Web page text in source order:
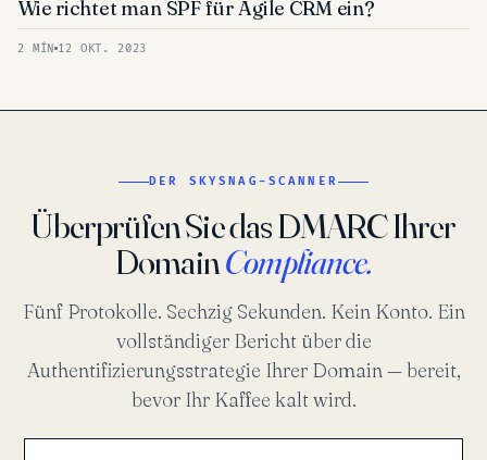
Wie richtet man SPF für Agile CRM ein?
2 MÍN 12 OKT. 2023
DER SKYSNAG-SCANNER
Überprüfen Sie das DMARC Ihrer
DomainCompliance.
Fünf Protokolle. Sechzig Sekunden. Kein Konto. Ein
vollständiger Bericht über die
Authentifizierungsstrategie Ihrer Domain — bereit,
bevor Ihr Kaffee kalt wird.